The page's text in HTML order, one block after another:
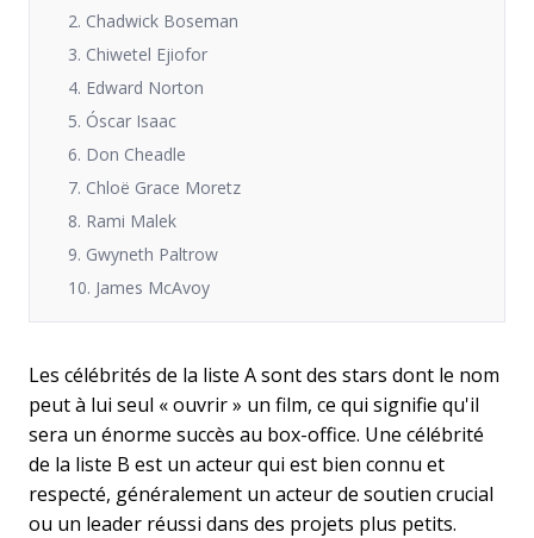
2. Chadwick Boseman
3. Chiwetel Ejiofor
4. Edward Norton
5. Óscar Isaac
6. Don Cheadle
7. Chloë Grace Moretz
8. Rami Malek
9. Gwyneth Paltrow
10. James McAvoy
Les célébrités de la liste A sont des stars dont le nom
peut à lui seul « ouvrir » un film, ce qui signifie qu'il
sera un énorme succès au box-office. Une célébrité
de la liste B est un acteur qui est bien connu et
respecté, généralement un acteur de soutien crucial
ou un leader réussi dans des projets plus petits.